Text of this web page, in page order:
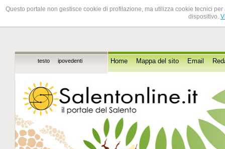
Questo portale non gestisce cookie di profilazione, ma utilizza cookie tecnici
dispositivo.
testo ipovedenti Home Mappa del sito Email